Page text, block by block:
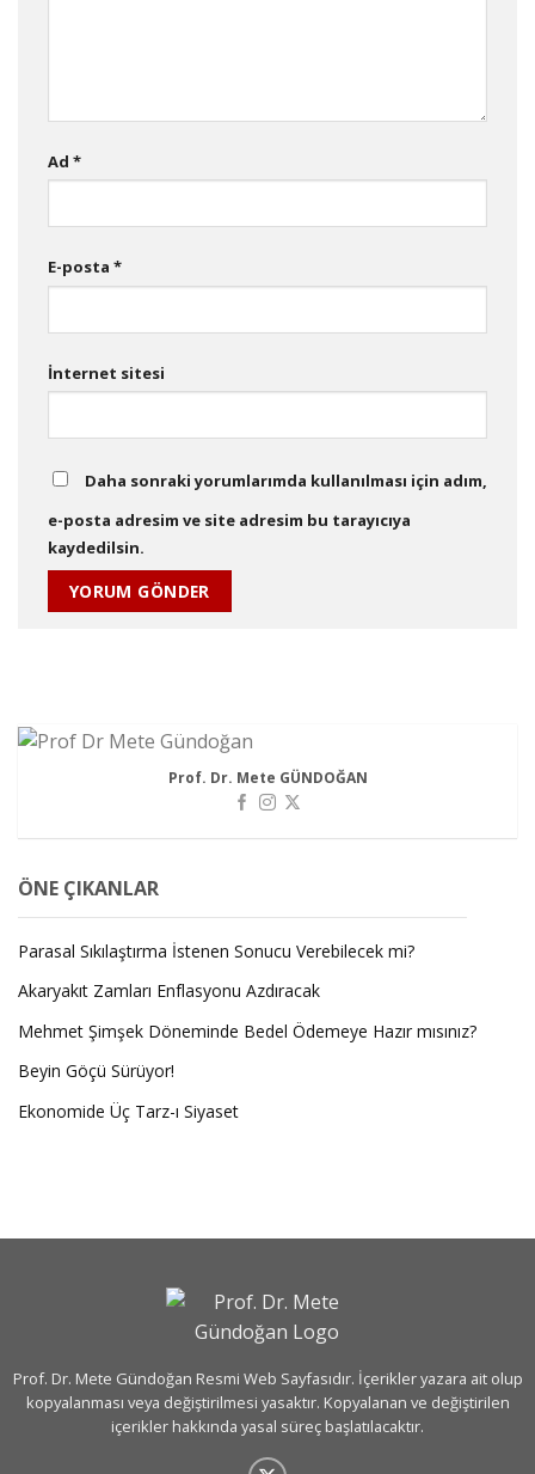
Ad *
E-posta *
İnternet sitesi
Daha sonraki yorumlarımda kullanılması için adım,
e-posta adresim ve site adresim bu tarayıcıya
kaydedilsin.
Prof. Dr. Mete GÜNDOĞAN
ÖNE ÇIKANLAR
Parasal Sıkılaştırma İstenen Sonucu Verebilecek mi?
Akaryakıt Zamları Enflasyonu Azdıracak
Mehmet Şimşek Döneminde Bedel Ödemeye Hazır mısınız?
Beyin Göçü Sürüyor!
Ekonomide Üç Tarz-ı Siyaset
Prof. Dr. Mete Gündoğan Resmi Web Sayfasıdır. İçerikler yazara ait olup
kopyalanması veya değiştirilmesi yasaktır. Kopyalanan ve değiştirilen
içerikler hakkında yasal süreç başlatılacaktır.